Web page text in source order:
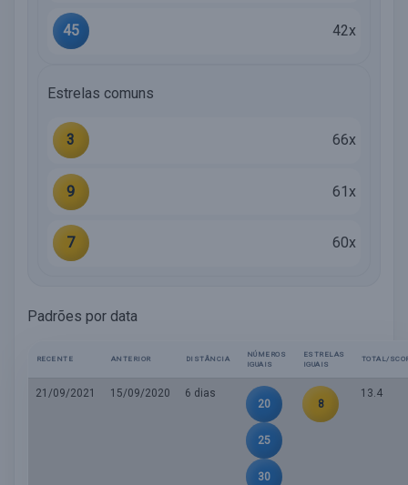
45 42x
Estrelas comuns
3 66x
9 61x
7 60x
Padrões por data
RECENTE ANTERIOR DISTÂNCIA
NÚMEROS
IGUAIS
ESTRELAS
IGUAIS
TOTAL/
21/09/2021 15/09/2020
6 dias
20
25
30
8
13.4